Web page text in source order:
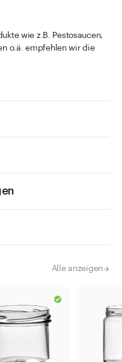
wie z.B. Pestosaucen,
o.ä. empfehlen wir die
Alle anzeigen